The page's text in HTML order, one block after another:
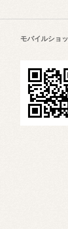
モバイルショ